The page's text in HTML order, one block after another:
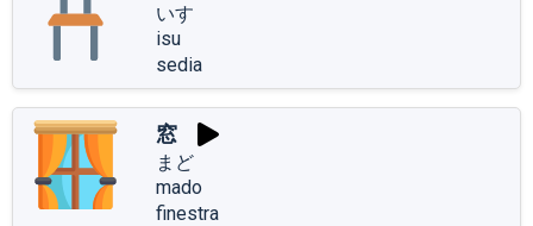
いす
isu
sedia
窓
まど
mado
finestra